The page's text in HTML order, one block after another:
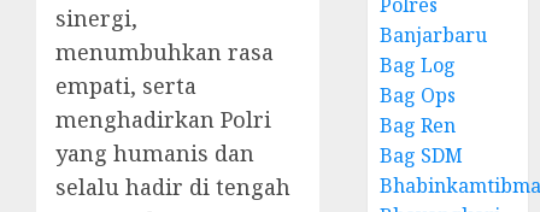
sinergi,
menumbuhkan rasa
empati, serta
menghadirkan Polri
yang humanis dan
selalu hadir di tengah
Banjarbaru
Bag Log
Bag Ops
Bag Ren
Bag SDM